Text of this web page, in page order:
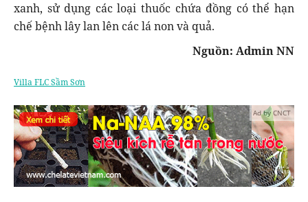
xanh, sử dụng các loại thuốc chứa đồng có thể hạn
chế bệnh lây lan lên các lá non và quả.
Nguồn: Admin NN
Villa FLC Sầm Sơn
Ad by CNCT